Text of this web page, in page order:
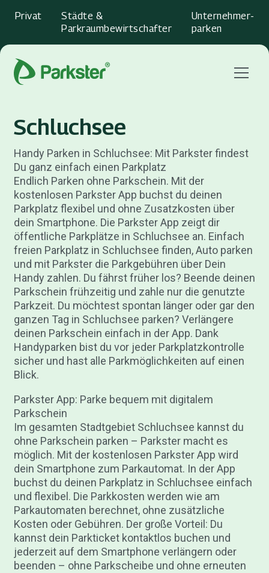
Privat
Städte &
Parkraumbewirtschafter
Unternehmer­
parken
Menu
Schluchsee
Handy Parken in Schluchsee: Mit Parkster findest
Du ganz einfach einen Parkplatz
Endlich Parken ohne Parkschein. Mit der
kostenlosen Parkster App buchst du deinen
Parkplatz flexibel und ohne Zusatzkosten über
dein Smartphone. Die Parkster App zeigt dir
öffentliche Parkplätze in Schluchsee an. Einfach
freien Parkplatz in Schluchsee finden, Auto parken
und mit Parkster die Parkgebühren über Dein
Handy zahlen. Du fährst früher los? Beende deinen
Parkschein frühzeitig und zahle nur die genutzte
Parkzeit. Du möchtest spontan länger oder gar den
ganzen Tag in Schluchsee parken? Verlängere
deinen Parkschein einfach in der App. Dank
Handyparken bist du vor jeder Parkplatzkontrolle
sicher und hast alle Parkmöglichkeiten auf einen
Blick.
Parkster App: Parke bequem mit digitalem
Parkschein
Im gesamten Stadtgebiet Schluchsee kannst du
ohne Parkschein parken – Parkster macht es
möglich. Mit der kostenlosen Parkster App wird
dein Smartphone zum Parkautomat. In der App
buchst du deinen Parkplatz in Schluchsee einfach
und flexibel. Die Parkkosten werden wie am
Parkautomaten berechnet, ohne zusätzliche
Kosten oder Gebühren. Der große Vorteil: Du
kannst dein Parkticket kontaktlos buchen und
jederzeit auf dem Smartphone verlängern oder
beenden – ohne Parkscheibe und ohne erneuten